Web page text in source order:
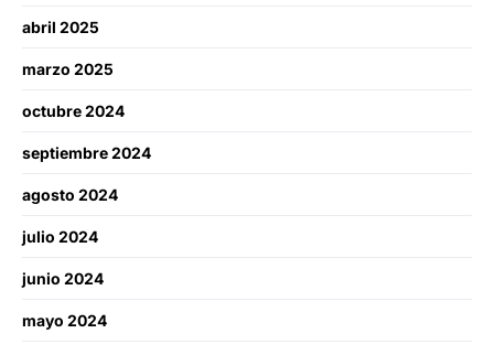
abril 2025
marzo 2025
octubre 2024
septiembre 2024
agosto 2024
julio 2024
junio 2024
mayo 2024